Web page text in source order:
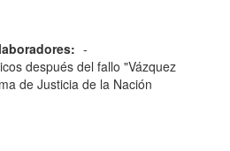
-
después del fallo "Vázquez
de Justicia de la Nación